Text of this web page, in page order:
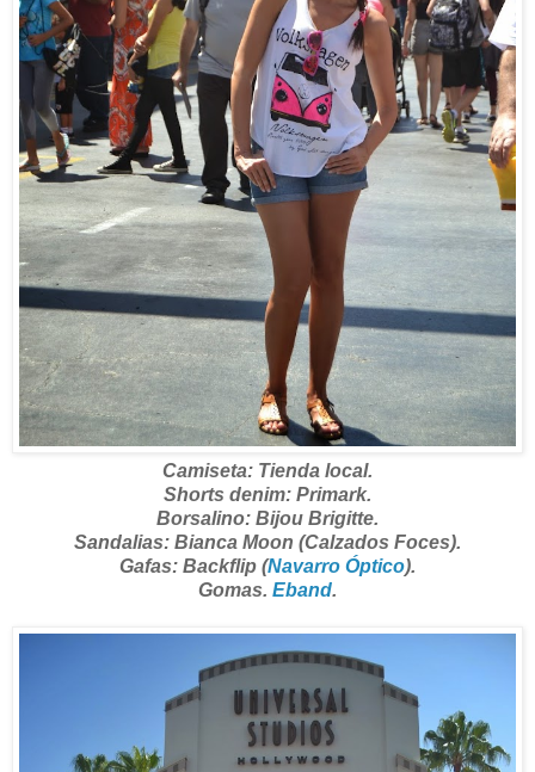
Camiseta: Tienda local.
Shorts denim: Primark.
Borsalino: Bijou Brigitte.
Sandalias: Bianca Moon (Calzados Foces).
Gafas: Backflip (Navarro Óptico).
Gomas. Eband.